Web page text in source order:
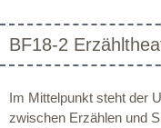
BF18-2
Im Mittelpunkt steht der
zwischen Erzählen und